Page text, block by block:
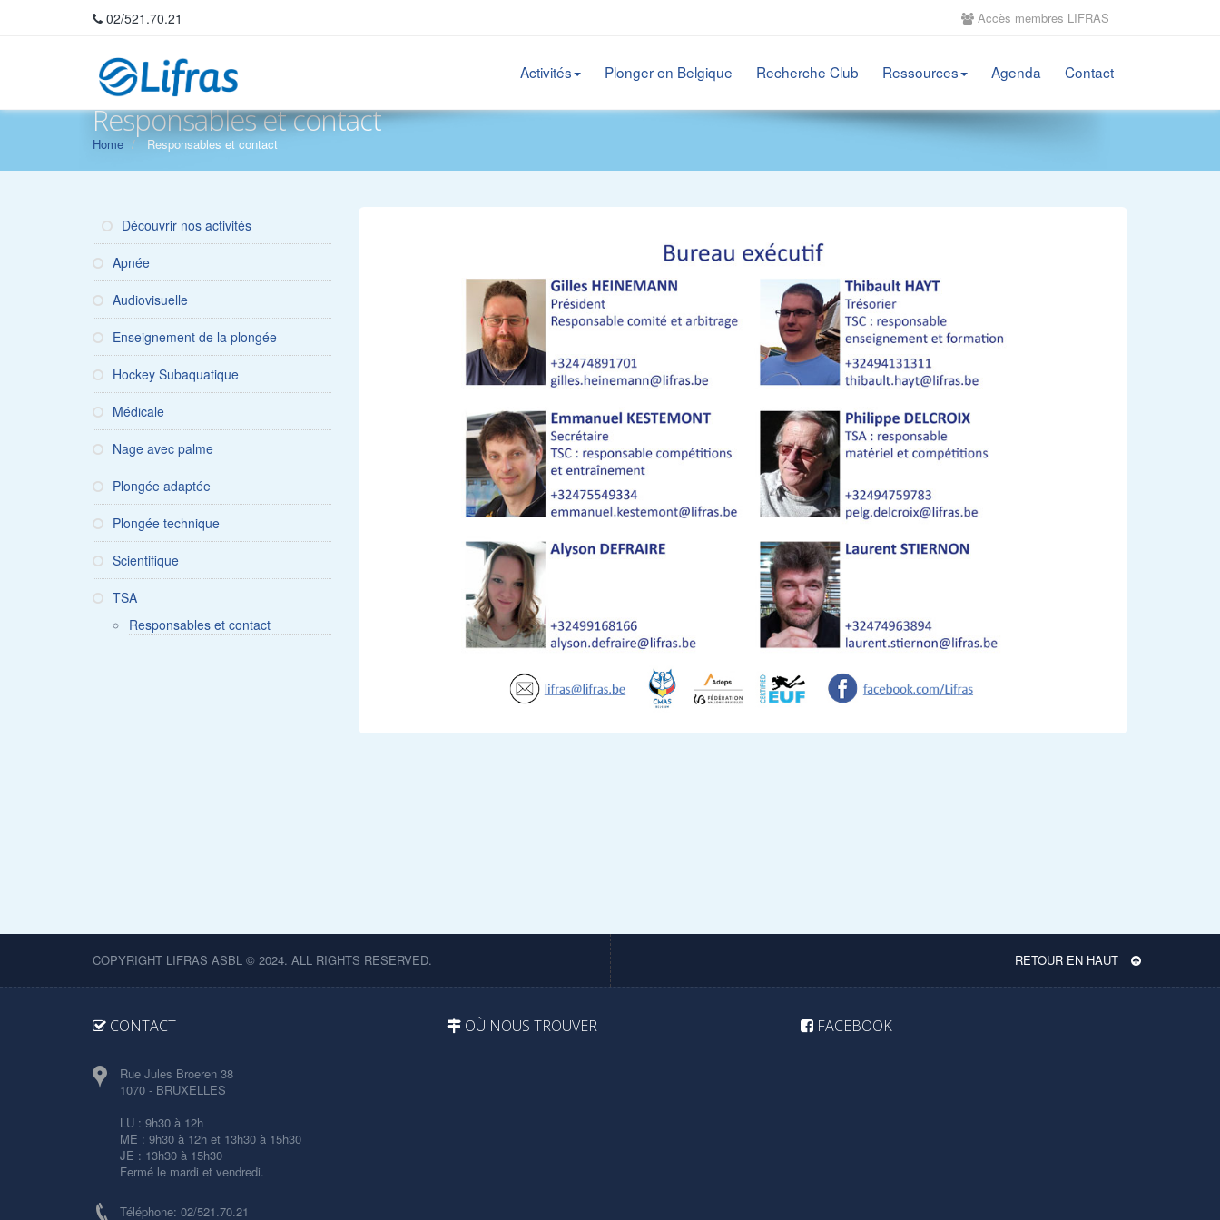
02/521.70.21 Accès membres LIFRAS
Activités Plonger en Belgique Recherche Club Ressources Agenda Contact
Responsables et contact
Home Responsables et contact
Découvrir nos activités
Apnée
Audiovisuelle
Enseignement de la plongée
Hockey Subaquatique
Médicale
Nage avec palme
Plongée adaptée
Plongée technique
Scientifique
TSA
Responsables et contact
COPYRIGHT LIFRAS ASBL © 2024. ALL RIGHTS RESERVED. RETOUR EN HAUT
CONTACT
Rue Jules Broeren 38
1070 - BRUXELLES
LU : 9h30 à 12h
ME : 9h30 à 12h et 13h30 à 15h30
JE : 13h30 à 15h30
Fermé le mardi et vendredi.
Téléphone: 02/521.70.21
OÙ NOUS TROUVER FACEBOOK